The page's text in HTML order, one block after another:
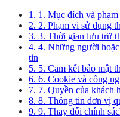
1. 1. Mục đích và
2. 2. Phạm vi sử dụng
3. 3. Thời gian lưu trữ
4. 4. Những người
tin
5. 5. Cam kết bảo mật
6. 6. Cookie và công
7. 7. Quyền của khách
8. 8. Thông tin đơn vị
9. 9. Thay đổi chính